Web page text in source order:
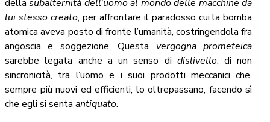
dellasubalternità dell’uomo al mondo delle macchine da
lui stesso creato, per affrontare il paradosso cui la bomba
atomica aveva posto di fronte l’umanità, costringendola fra
angoscia e soggezione. Questa vergogna prometeica
sarebbe legata anche a un senso di dislivello, di non
sincronicità, tra l’uomo e i suoi prodotti meccanici che,
sempre più nuovi ed efficienti, lo oltrepassano, facendo sì
che egli si senta antiquato.